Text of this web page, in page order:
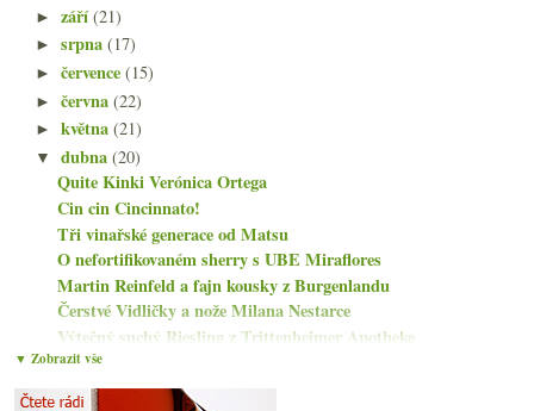
►září(21)
►srpna(17)
►července(15)
►června(22)
►května(21)
▼dubna(20)
Quite Kinki Verónica Ortega
Cin cin Cincinnato!
Tři vinařské generace od Matsu
O nefortifikovaném sherry s UBE Miraflores
Martin Reinfeld a fajn kousky z Burgenlandu
Čerstvé Vidličky a nože Milana Nestarce
Výtečný suchý Riesling z Trittenheimer Apotheke
Výborné klasické Chianti od Nittardi
Online degustace Vinařství Vykoukal
▼ Zobrazit vše